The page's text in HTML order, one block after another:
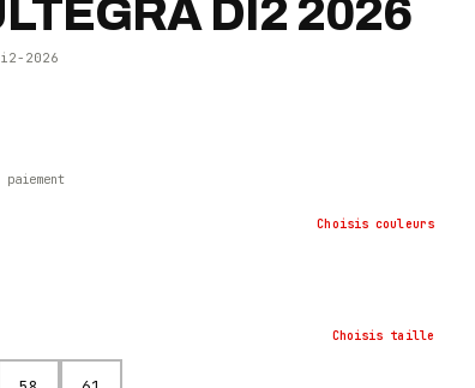
DI2 2026
2026
Choisis couleurs
Choisis taille